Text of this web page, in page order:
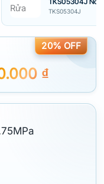
TKS05304J
₫
20% OFF